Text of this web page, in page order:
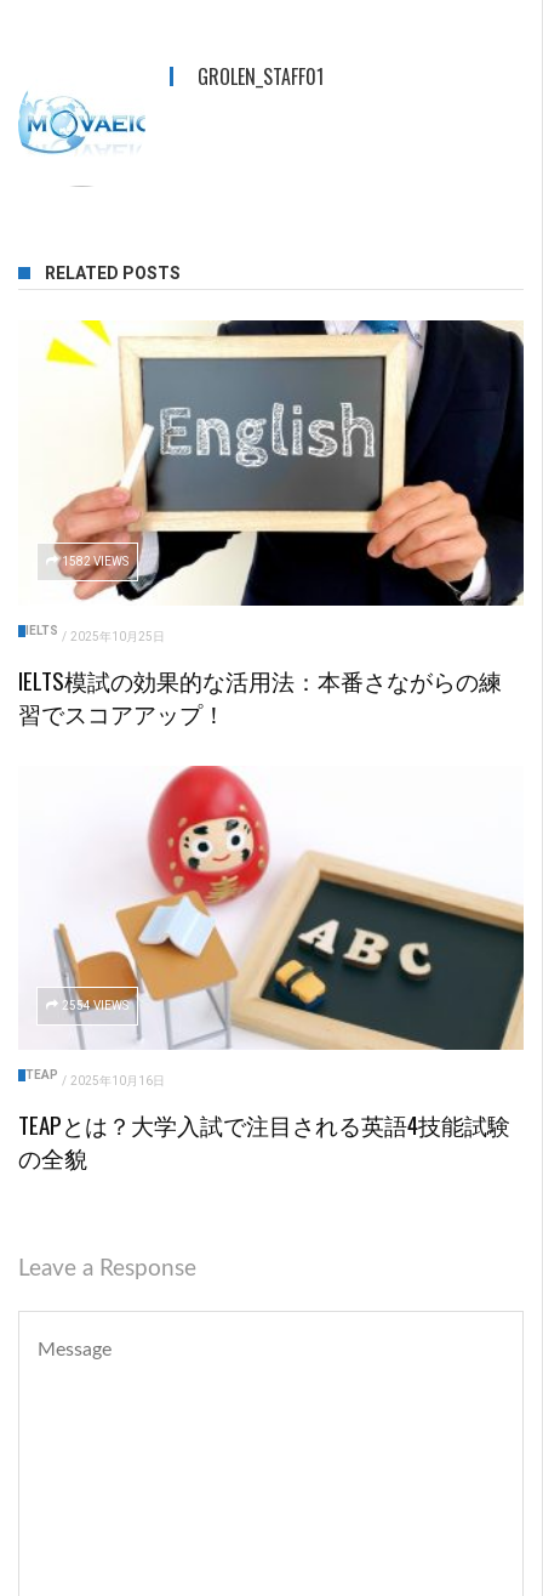
GROLEN_STAFF01
RELATED POSTS
1582 VIEWS
IELTS / 2025年10月25日
IELTS模試の効果的な活用法：本番さながらの練
習でスコアアップ！
2554 VIEWS
TEAP / 2025年10月16日
TEAPとは？大学入試で注目される英語4技能試験
の全貌
Leave a Response